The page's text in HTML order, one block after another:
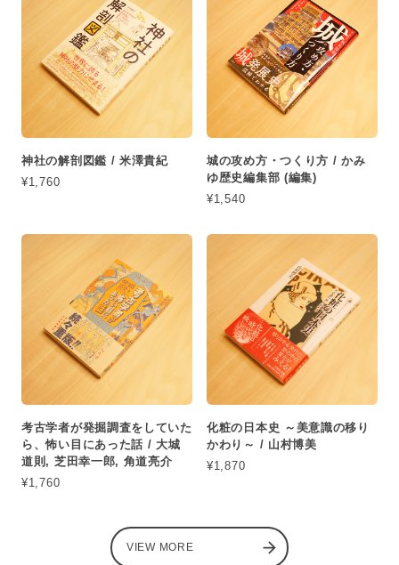
神社の解剖図鑑 / 米澤貴紀
¥1,760
城の攻め方・つくり方 / かみ
ゆ歴史編集部 (編集)
¥1,540
考古学者が発掘調査をしていた
ら、怖い目にあった話 / 大城
道則, 芝田幸一郎, 角道亮介
¥1,760
化粧の日本史 ～美意識の移り
かわり～ / 山村博美
¥1,870
VIEW MORE